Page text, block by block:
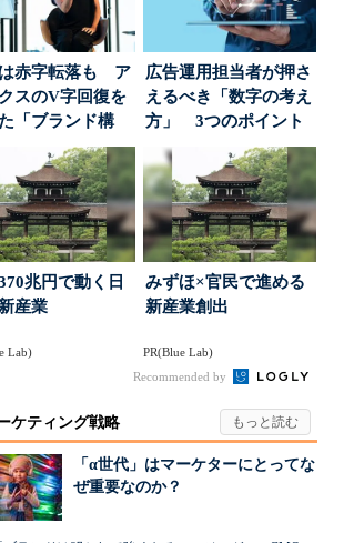
赤字転落も ア
スのV字回復を
「ブランド構
考え方
広告運用担当者が押さ
えるべき「数字の考え
方」 3つのポイント
とは
兆円で動く日
産業
Lab)
みずほ×官民で進める
新産業創出
PR(Blue Lab)
Recommended by
ケティング戦略
「α世代」はマーケターにとってな
ぜ重要なのか？